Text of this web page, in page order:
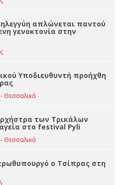
Υποδιευθυντή προήχθη
Θεσσαλικά
των Τρικάλων
στο festival Pyli
Θεσσαλικά
ο Τσίπρας στη
ΕΙΔΗΣΕΙΣ